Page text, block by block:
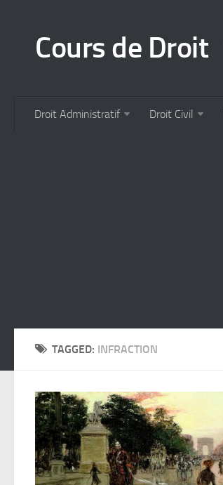
Cours de Droit
Droit Administratif Droit Civil
TAGGED: INFRACTION